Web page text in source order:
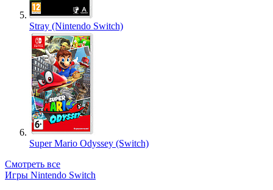
Stray (Nintendo Switch)
Super Mario Odyssey (Switch)
Смотреть все
Игры Nintendo Switch